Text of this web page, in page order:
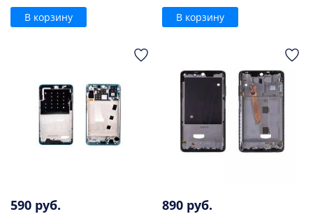
В корзину В корзину
590 руб. 890 руб.